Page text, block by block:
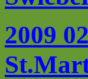
2009